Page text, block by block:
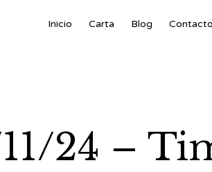
Inicio Carta Blog Contacto
24 –